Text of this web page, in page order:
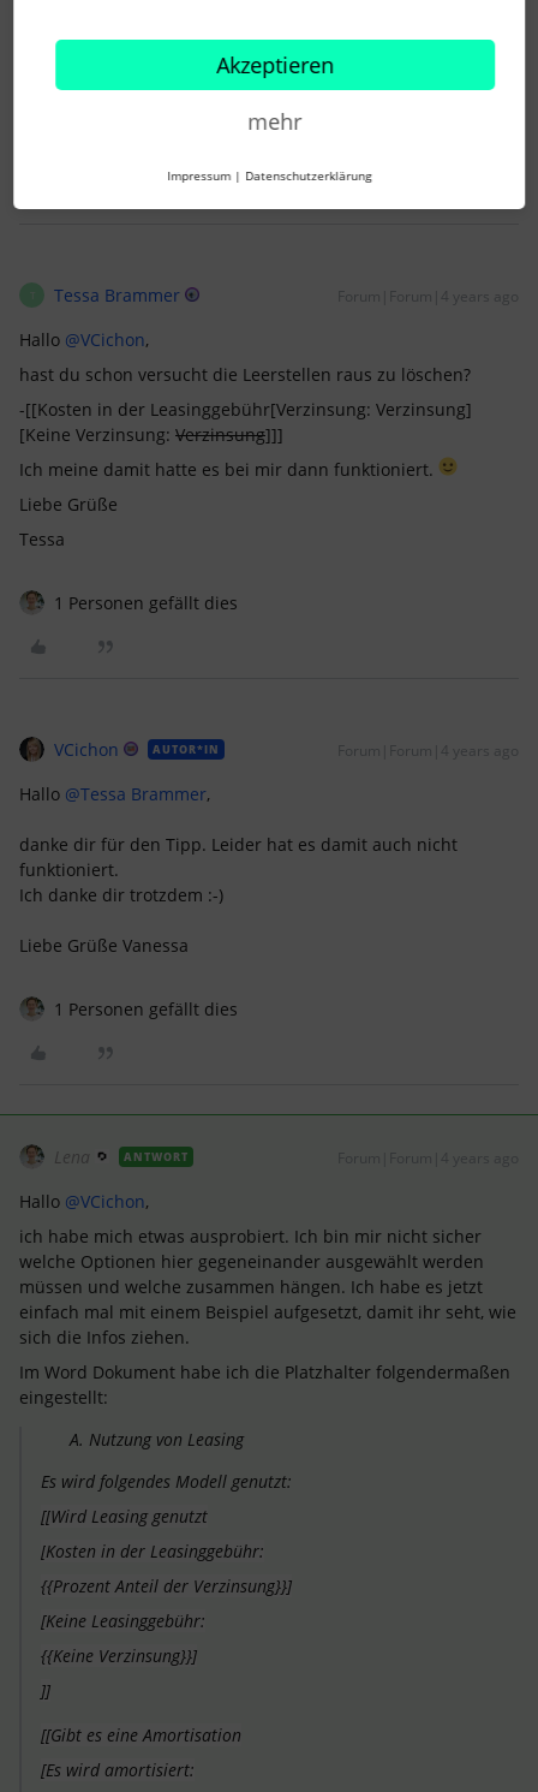
Vanessa
Tessa Brammer Forum|Forum|4 years ago
Hallo @VCichon,
hast du schon versucht die Leerstellen raus zu löschen?
-[[Kosten in der Leasinggebühr[Verzinsung: Verzinsung]
[Keine Verzinsung: Verzinsung]]]
Ich meine damit hatte es bei mir dann funktioniert.
Liebe Grüße
Tessa
1 Personen gefällt dies
VCichon AUTOR*IN Forum|Forum|4 years ago
Hallo @Tessa Brammer,
danke dir für den Tipp. Leider hat es damit auch nicht
funktioniert.
Ich danke dir trotzdem :-)
Liebe Grüße Vanessa
1 Personen gefällt dies
Lena ANTWORT
Hallo @VCichon,
ich habe mich etwas ausprobiert. Ich bin mir nicht sicher
welche Optionen hier gegeneinander ausgewählt werden
müssen und welche zusammen hängen. Ich habe es jetzt
einfach mal mit einem Beispiel aufgesetzt, damit ihr seht, wie
sich die Infos ziehen.
Im Word Dokument habe ich die Platzhalter folgendermaßen
eingestellt:
Nutzung von Leasing
Es wird folgendes Modell genutzt:
[[Wird Leasing genutzt
[Kosten in der Leasinggebühr:
{{Prozent Anteil der Verzinsung}}]
[Keine Leasinggebühr:
{{Keine Verzinsung}}]
]]
[[Gibt es eine Amortisation
[Es wird amortisiert:
Akzeptieren
mehr
Impressum | Datenschutzerklärung